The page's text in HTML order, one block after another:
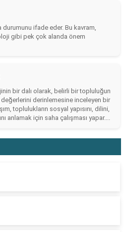
ifade eder. Bu kavram,
gibi pek çok alanda önem
bir dalı olarak, belirli bir topluluğun
değerlerini derinlemesine inceleyen bir
toplulukların sosyal yapısını, dilini,
anlamak için saha çalışması yapar....